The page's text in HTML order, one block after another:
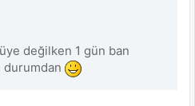
değilken 1 gün ban
durumdan